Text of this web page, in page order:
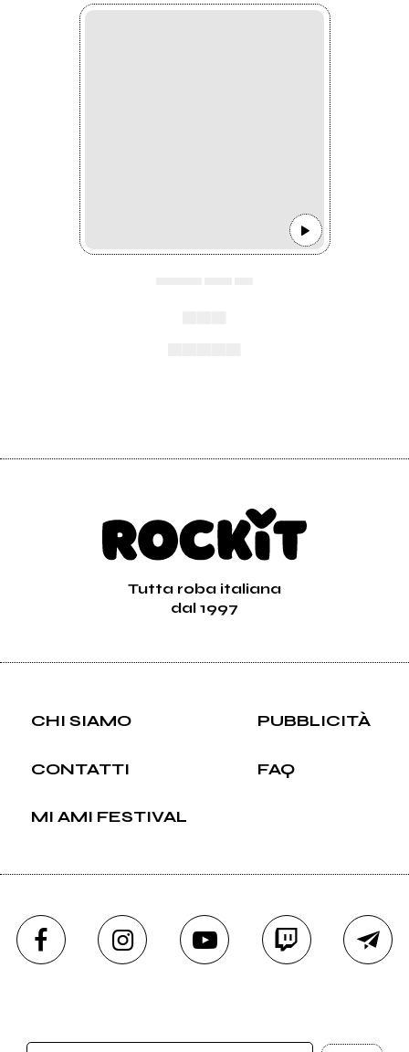
Tutta roba italiana
dal 1997
CHI SIAMO PUBBLICITÀ
CONTATTI FAQ
MI AMI FESTIVAL